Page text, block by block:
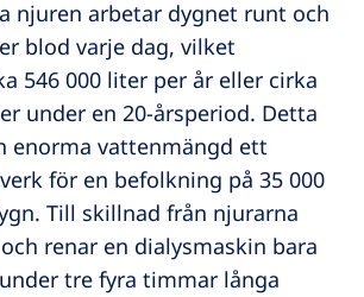
njuren arbetar dygnet runt och
blod varje dag, vilket
546 000 liter per år eller cirka
under en 20-årsperiod. Detta
enorma vattenmängd ett
för en befolkning på 35 000
Till skillnad från njurarna
renar en dialysmaskin bara
tre fyra timmar långa